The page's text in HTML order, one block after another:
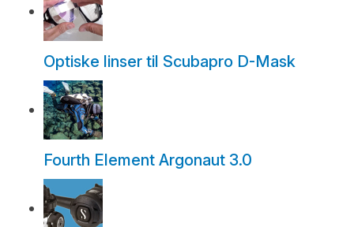
Optiske linser til Scubapro D-Mask
Fourth Element Argonaut 3.0